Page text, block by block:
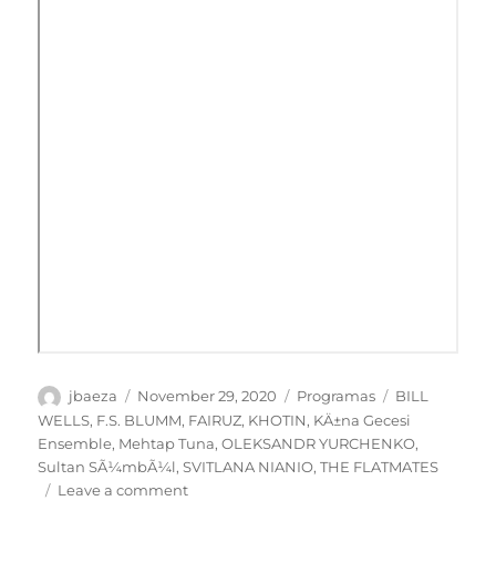
Author
jbaeza
Posted
on
November 29, 2020 Categories
Programas Tags
BILL
WELLS, F.S. BLUMM, FAIRUZ, KHOTIN, KÄ±na Gecesi
Ensemble, Mehtap Tuna,OLEKSANDR YURCHENKO,
Sultan SÃ¼mbÃ¼l,SVITLANA NIANIO,THE FLATMATES
Leave a commenton